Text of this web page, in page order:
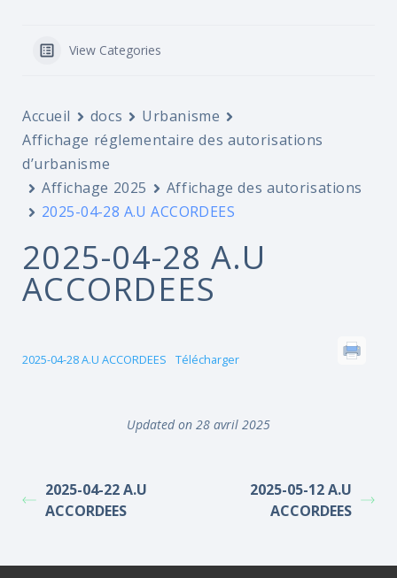
View Categories
Accueil docs
Urbanisme
Affichage réglementaire des autorisations
d’urbanisme
Affichage 2025
Affichage des autorisations
2025-04-28 A.U ACCORDEES
2025-04-28 A.U
ACCORDEES
2025-04-28 A.U ACCORDEES Télécharger
Updated on 28 avril 2025
2025-04-22 A.U
ACCORDEES
2025-05-12 A.U
ACCORDEES